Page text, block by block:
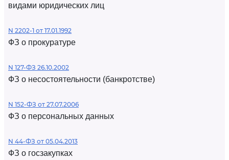
видами юридических лиц
N 2202-1 от 17.01.1992
ФЗ о прокуратуре
N 127-ФЗ 26.10.2002
ФЗ о несостоятельности (банкротстве)
N 152-ФЗ от 27.07.2006
ФЗ о персональных данных
N 44-ФЗ от 05.04.2013
ФЗ о госзакупках